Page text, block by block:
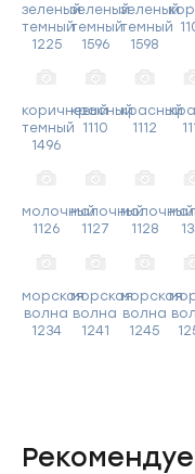
зеленый
темный
1225
зеленый
темный
1596
зеленый
темный
1598
коричневый
темный
1496
красный
1110
красный
1112
молочный
1126
молочный
1127
молочный
1128
морская
волна
1234
морская
волна
1241
морская
волна
1245